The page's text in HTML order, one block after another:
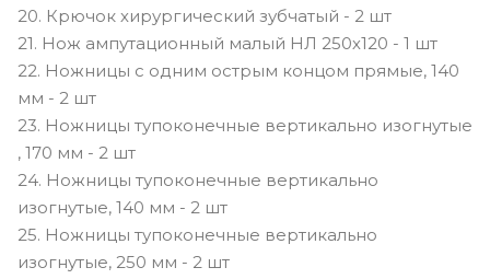
20. Крючок хирургический зубчатый - 2 шт
21. Нож ампутационный малый НЛ 250х120 - 1 шт
22. Ножницы с одним острым концом прямые, 140
мм - 2 шт
23. Ножницы тупоконечные вертикально изогнутые
, 170 мм - 2 шт
24. Ножницы тупоконечные вертикально
изогнутые, 140 мм - 2 шт
25. Ножницы тупоконечные вертикально
изогнутые, 250 мм - 2 шт